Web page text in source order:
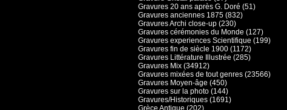
Gravures 20 ans après G. Doré (51)
Gravures anciennes 1875 (832)
Gravures Archi close-up (230)
Gravures cérémonies du Monde (127)
Gravures experiences Scientifique (199)
Gravures fin de siècle 1900 (1172)
Gravures Littérature Illustrée (285)
Gravures Mix (34912)
Gravures mixées de tout genres (23566)
Gravures Moyen-âge (450)
Gravures sur la photo (144)
Gravures/Historiques (1691)
Grèce Antique (202)